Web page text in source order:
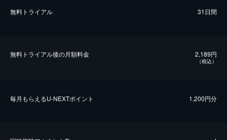
無料トライアル 31日間
無料トライアル後の⽉額料金 2,189円
（税込）
毎⽉もらえるU-NEXTポイント 1,200円分